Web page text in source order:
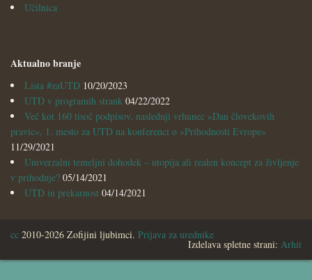
Učilnica
Aktualno branje
Lista #zaUTD 10/20/2023
UTD v programih strank 04/22/2022
Več kot 160 tisoč podpisov, naslednji vrhunec »Dan človekovih
pravic«, 1. mesto za UTD na konferenci o »Prihodnosti Evrope«
11/29/2021
Univerzalni temeljni dohodek – utopija ali realen koncept za življenje
v prihodnje? 05/14/2021
UTD in prekarnost 04/14/2021
cc 2010-2026 Zofijini ljubimci. Prijava za urednike
Izdelava spletne strani: Arhit